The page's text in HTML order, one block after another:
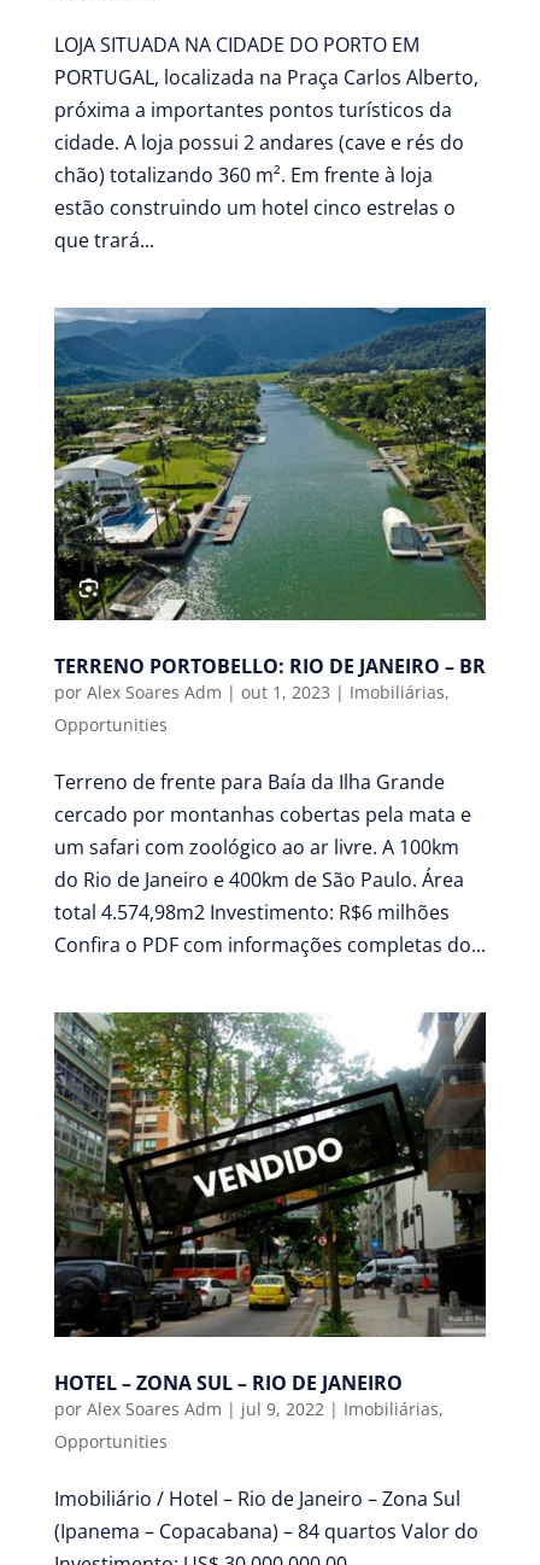
LOJA SITUADA NA CIDADE DO PORTO EM
PORTUGAL, localizada na Praça Carlos Alberto,
próxima a importantes pontos turísticos da
cidade. A loja possui 2 andares (cave e rés do
chão) totalizando 360 m². Em frente à loja
estão construindo um hotel cinco estrelas o
que trará...
TERRENO PORTOBELLO: RIO DE JANEIRO – BR
por Alex Soares Adm | out 1, 2023 | Imobiliárias,
Opportunities
Terreno de frente para Baía da Ilha Grande
cercado por montanhas cobertas pela mata e
um safari com zoológico ao ar livre. A 100km
do Rio de Janeiro e 400km de São Paulo. Área
total 4.574,98m2 Investimento: R$6 milhões
Confira o PDF com informações completas do...
HOTEL – ZONA SUL – RIO DE JANEIRO
por Alex Soares Adm | jul 9, 2022 | Imobiliárias,
Opportunities
Imobiliário / Hotel – Rio de Janeiro – Zona Sul
(Ipanema – Copacabana) – 84 quartos Valor do